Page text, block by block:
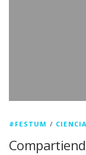
#FESTUM / CIENCIA